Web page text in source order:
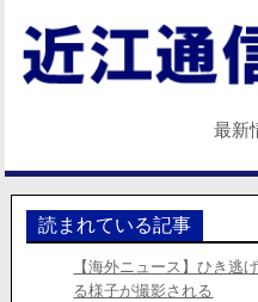
最新
読まれている記事
【海外ニュース】ひき逃
る様子が撮影される